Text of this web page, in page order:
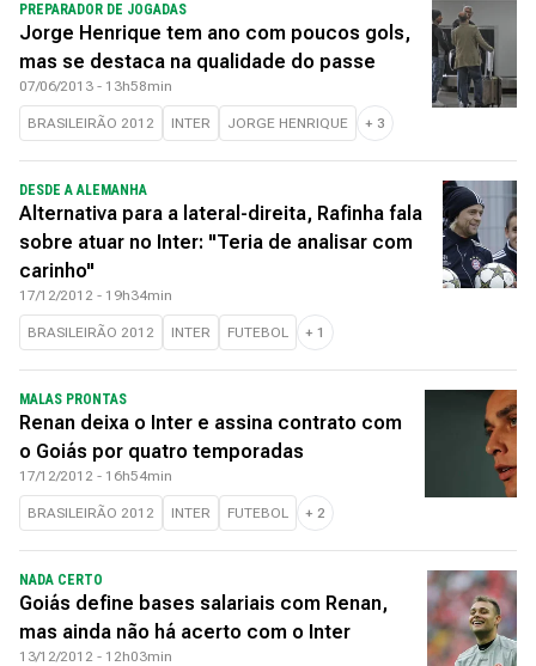
PREPARADOR DE JOGADAS
Jorge Henrique tem ano com poucos gols,
mas se destaca na qualidade do passe
07/06/2013 - 13h58min
BRASILEIRÃO 2012 INTER JORGE HENRIQUE + 3
DESDE A ALEMANHA
Alternativa para a lateral-direita, Rafinha fala
sobre atuar no Inter: "Teria de analisar com
carinho"
17/12/2012 - 19h34min
BRASILEIRÃO 2012 INTER FUTEBOL + 1
MALAS PRONTAS
Renan deixa o Inter e assina contrato com
o Goiás por quatro temporadas
17/12/2012 - 16h54min
BRASILEIRÃO 2012 INTER FUTEBOL + 2
NADA CERTO
Goiás define bases salariais com Renan,
mas ainda não há acerto com o Inter
13/12/2012 - 12h03min